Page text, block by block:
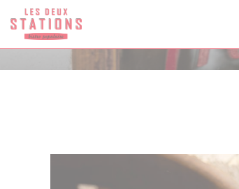
Πίνακας διαχείρισης "Μπισκότων" (Cookies)